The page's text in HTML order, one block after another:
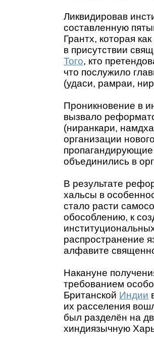
Ликвидировав
составленную
Грантх, которая
в присутствии
Того, кто
что послужило
(удаси, рамраи,
Проникновение в
вызвало
(ниранкари,
организации
объединились в
В результате
хальсы в
стало расти
обособлению, к
распространение
алфавите
Накануне
требованием
Британской Индии
их расселения
был разделён на
хиндиязычную